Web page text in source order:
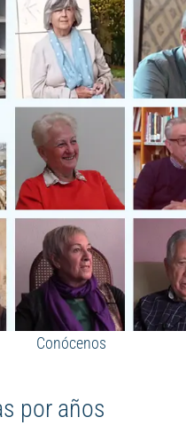
Conócenos
por años